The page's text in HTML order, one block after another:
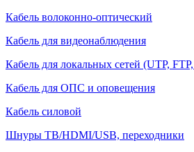
Кабель волоконно-оптический
Кабель для видеонаблюдения
Кабель для локальных сетей (UTP,
Кабель для ОПС и оповещения
Кабель силовой
Шнуры ТВ/HDMI/USB, переходники